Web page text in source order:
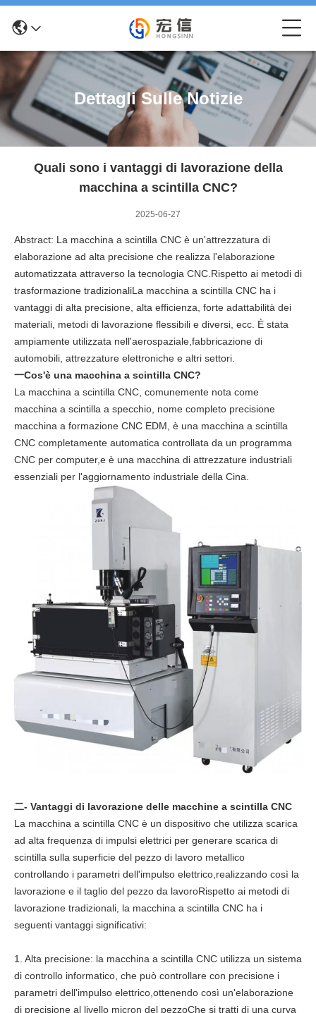
Dettagli Sulle Notizie
Quali sono i vantaggi di lavorazione della
macchina a scintilla CNC?
2025-06-27
Abstract: La macchina a scintilla CNC è un'attrezzatura di
elaborazione ad alta precisione che realizza l'elaborazione
automatizzata attraverso la tecnologia CNC.Rispetto ai metodi di
trasformazione tradizionaliLa macchina a scintilla CNC ha i
vantaggi di alta precisione, alta efficienza, forte adattabilità dei
materiali, metodi di lavorazione flessibili e diversi, ecc. È stata
ampiamente utilizzata nell'aerospaziale,fabbricazione di
automobili, attrezzature elettroniche e altri settori.
一Cos'è una macchina a scintilla CNC?
La macchina a scintilla CNC, comunemente nota come
macchina a scintilla a specchio, nome completo precisione
macchina a formazione CNC EDM, è una macchina a scintilla
CNC completamente automatica controllata da un programma
CNC per computer,e è una macchina di attrezzature industriali
essenziali per l'aggiornamento industriale della Cina.
二- Vantaggi di lavorazione delle macchine a scintilla CNC
La macchina a scintilla CNC è un dispositivo che utilizza scarica
ad alta frequenza di impulsi elettrici per generare scarica di
scintilla sulla superficie del pezzo di lavoro metallico
controllando i parametri dell'impulso elettrico,realizzando così la
lavorazione e il taglio del pezzo da lavoroRispetto ai metodi di
lavorazione tradizionali, la macchina a scintilla CNC ha i
seguenti vantaggi significativi:
1. Alta precisione: la macchina a scintilla CNC utilizza un sistema
di controllo informatico, che può controllare con precisione i
parametri dell'impulso elettrico,ottenendo così un'elaborazione
di precisione al livello micron del pezzoChe si tratti di una curva